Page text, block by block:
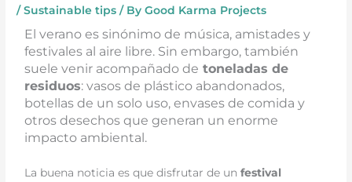
/Sustainable tips / ByGood Karma Projects
El verano es sinónimo de música, amistades y
festivales al aire libre. Sin embargo, también
suele venir acompañado de toneladas de
residuos: vasos de plástico abandonados,
botellas de un solo uso, envases de comida y
otros desechos que generan un enorme
impacto ambiental.
La buena noticia es que disfrutar de unfestival